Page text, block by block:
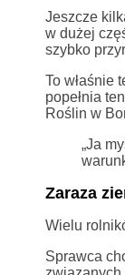
Jeszcze
w dużej
szybko
To właśnie
popełnia
Roślin w
„Ja
Zaraza
Wielu
Sprawca